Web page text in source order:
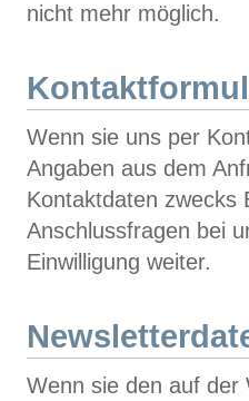
nicht mehr möglich.
Wenn sie uns per
Angaben aus dem
Kontaktdaten zwecks
Anschlussfragen bei
Einwilligung weiter.
Wenn sie den auf der